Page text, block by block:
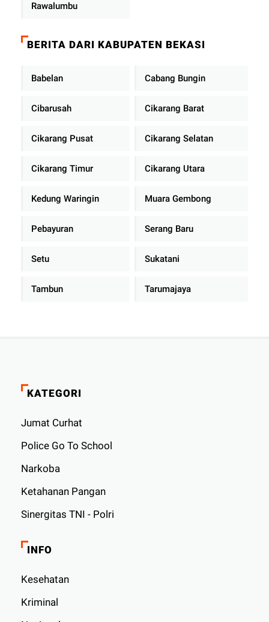
Rawalumbu
BERITA DARI KABUPATEN BEKASI
Babelan Cabang Bungin
Cibarusah Cikarang Barat
Cikarang Pusat Cikarang Selatan
Cikarang Timur Cikarang Utara
Kedung Waringin Muara Gembong
Pebayuran Serang Baru
Setu Sukatani
Tambun Tarumajaya
KATEGORI
Jumat Curhat
Police Go To School
Narkoba
Ketahanan Pangan
Sinergitas TNI - Polri
INFO
Kesehatan
Kriminal